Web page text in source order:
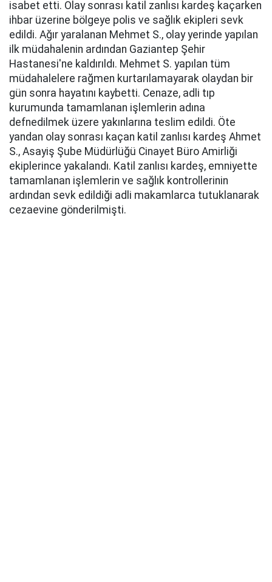
isabet etti. Olay sonrası katil zanlısı kardeş kaçarken
ihbar üzerine bölgeye polis ve sağlık ekipleri sevk
edildi. Ağır yaralanan Mehmet S., olay yerinde yapılan
ilk müdahalenin ardından Gaziantep Şehir
Hastanesi'ne kaldırıldı. Mehmet S. yapılan tüm
müdahalelere rağmen kurtarılamayarak olaydan bir
gün sonra hayatını kaybetti. Cenaze, adli tıp
kurumunda tamamlanan işlemlerin adına
defnedilmek üzere yakınlarına teslim edildi. Öte
yandan olay sonrası kaçan katil zanlısı kardeş Ahmet
S., Asayiş Şube Müdürlüğü Cinayet Büro Amirliği
ekiplerince yakalandı. Katil zanlısı kardeş, emniyette
tamamlanan işlemlerin ve sağlık kontrollerinin
ardından sevk edildiği adli makamlarca tutuklanarak
cezaevine gönderilmişti.